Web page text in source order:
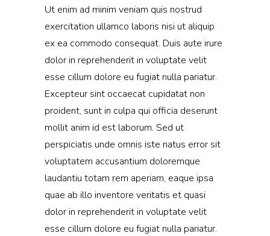
Ut enim ad minim veniam quis nostrud
exercitation ullamco laboris nisi ut aliquip
ex ea commodo consequat. Duis aute irure
dolor in reprehenderit in voluptate velit
esse cillum dolore eu fugiat nulla pariatur.
Excepteur sint occaecat cupidatat non
proident, sunt in culpa qui officia deserunt
mollit anim id est laborum. Sed ut
perspiciatis unde omnis iste natus error sit
voluptatem accusantium doloremque
laudantiu totam rem aperiam, eaque ipsa
quae ab illo inventore veritatis et quasi
dolor in reprehenderit in voluptate velit
esse cillum dolore eu fugiat nulla pariatur.